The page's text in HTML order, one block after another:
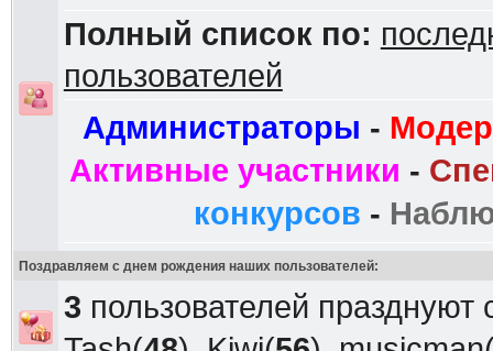
Полный список по:
пользователей
Администраторы -
Активные участники -
конкурсов -
Поздравляем с днем рождения наших пользователей:
3 пользователей